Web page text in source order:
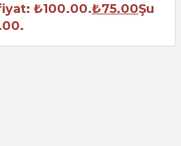
₺100.00.₺75.00Şu